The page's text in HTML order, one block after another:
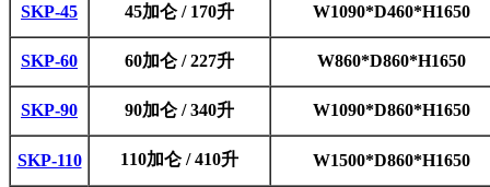
SKP-45 45加仑 / 170升 W1090*D460*H1650
SKP-60 60加仑 / 227升 W860*D860*H1650
SKP-90 90加仑 / 340升 W1090*D860*H1650
SKP-110 110加仑 / 410升 W1500*D860*H1650